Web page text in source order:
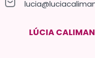
LÚCIA CALIMAN